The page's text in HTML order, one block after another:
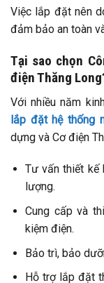
Việc lắp đặt nên
đảm bảo an toàn
Tại sao chọn
điện Thăng
Với nhiều năm
lắp đặt hệ thống
dựng và Cơ điện
Tư vấn thiết kế
lượng.
Cung cấp và
kiệm điện.
Bảo trì, bảo
Hỗ trợ lắp đặt